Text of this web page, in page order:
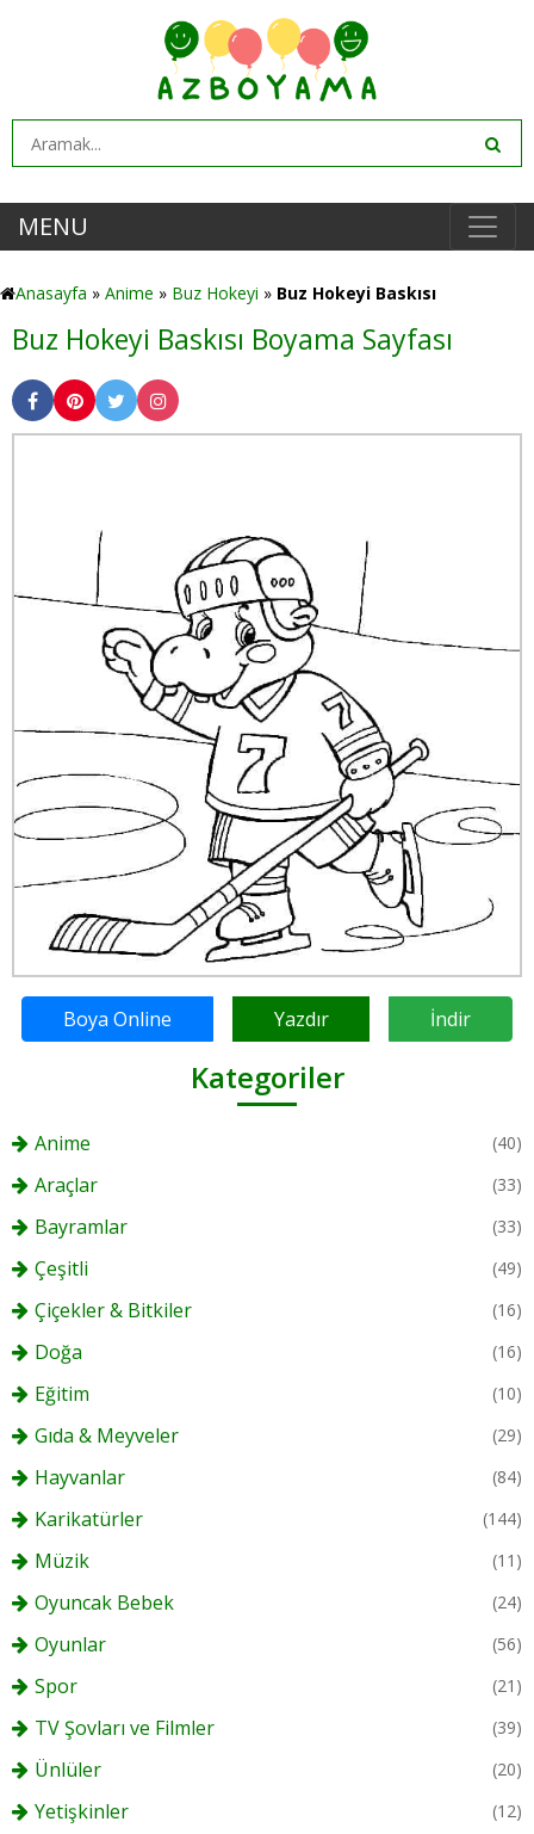
MENU
Anasayfa » Anime » Buz Hokeyi » Buz Hokeyi Baskısı
Buz Hokeyi Baskısı Boyama Sayfası
Boya Online Yazdır İndir
Kategoriler
Anime (40)
Araçlar (33)
Bayramlar (33)
Çeşitli (49)
Çiçekler & Bitkiler (16)
Doğa (16)
Eğitim (10)
Gıda & Meyveler (29)
Hayvanlar (84)
Karikatürler (144)
Müzik (11)
Oyuncak Bebek (24)
Oyunlar (56)
Spor (21)
TV Şovları ve Filmler (39)
Ünlüler (20)
Yetişkinler (12)